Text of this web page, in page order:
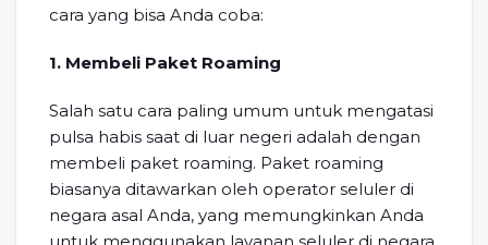
cara yang bisa Anda coba:
1. Membeli Paket Roaming
Salah satu cara paling umum untuk mengatasi
pulsa habis saat di luar negeri adalah dengan
membeli paket roaming. Paket roaming
biasanya ditawarkan oleh operator seluler di
negara asal Anda, yang memungkinkan Anda
untuk menggunakan layanan seluler di negara